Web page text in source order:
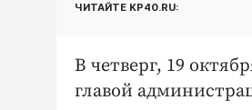
ЧИТАЙТЕ KP40.RU:
В четверг, 19
главой